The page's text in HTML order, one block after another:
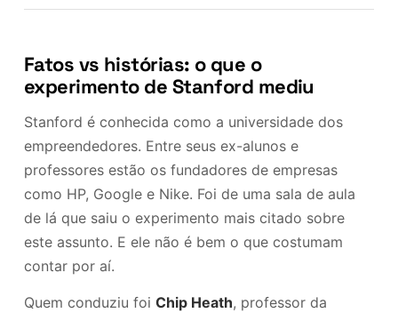
Fatos vs histórias: o que o
experimento de Stanford mediu
Stanford é conhecida como a universidade dos
empreendedores. Entre seus ex-alunos e
professores estão os fundadores de empresas
como HP, Google e Nike. Foi de uma sala de aula
de lá que saiu o experimento mais citado sobre
este assunto. E ele não é bem o que costumam
contar por aí.
Quem conduziu foi Chip Heath, professor da